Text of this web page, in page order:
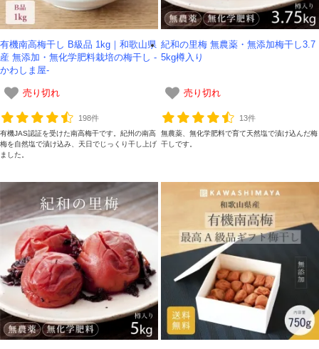
有機南高梅干し B級品 1kg｜和歌山県
産 無添加・無化学肥料栽培の梅干し -
かわしま屋-
売り切れ
198件
有機JAS認証を受けた南高梅干です。紀州の南高
梅を自然塩で漬け込み、天日でじっくり干し上げ
ました。
紀和の里梅 無農薬・無添加梅干し3.7
5kg樽入り
売り切れ
13件
無農薬、無化学肥料で育て天然塩で漬け込んだ梅
干しです。